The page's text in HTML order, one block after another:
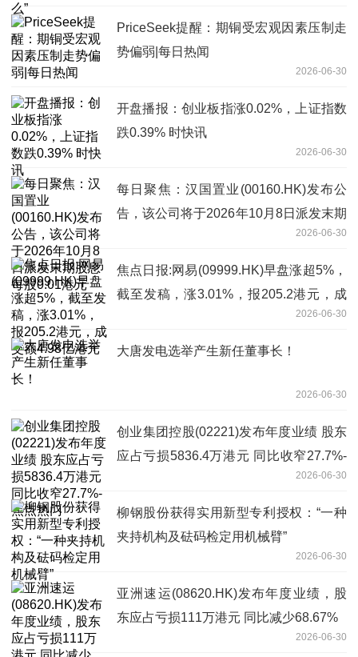
PriceSeek提醒：期铜受宏观因素压制走
势偏弱|每日热闻
2026-06-30
开盘播报：创业板指涨0.02%，上证指数
跌0.39% 时快讯
2026-06-30
每日聚焦：汉国置业(00160.HK)发布公
告，该公司将于2026年10月8日派发末期
2026-06-30
焦点日报:网易(09999.HK)早盘涨超5%，
截至发稿，涨3.01%，报205.2港元，成
2026-06-30
大唐发电选举产生新任董事长！
2026-06-30
创业集团控股(02221)发布年度业绩 股东
应占亏损5836.4万港元 同比收窄27.7%-
2026-06-30
柳钢股份获得实用新型专利授权：“一种
夹持机构及砝码检定用机械臂”
2026-06-30
亚洲速运(08620.HK)发布年度业绩，股
东应占亏损111万港元 同比减少68.67%
2026-06-30